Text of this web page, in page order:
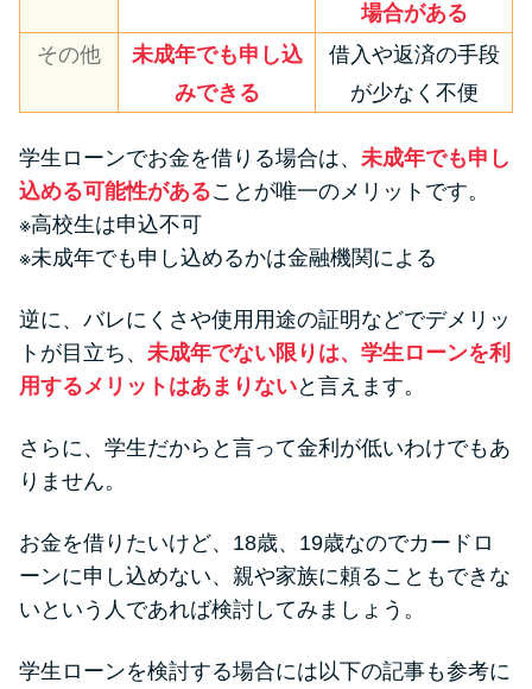
場合がある
その他
未成年でも申し込
みできる
借入や返済の手段
が少なく不便
学生ローンでお金を借りる場合は、 未成年でも申し
込める可能性があることが唯一のメリットです。
※高校生は申込不可
※未成年でも申し込めるかは金融機関による
逆に、バレにくさや使用用途の証明などでデメリッ
トが目立ち、 未成年でない限りは、学生ローンを利
用するメリットはあまりないと言えます。
さらに、学生だからと言って金利が低いわけでもあ
りません。
お金を借りたいけど、18歳、19歳なのでカードロ
ーンに申し込めない、親や家族に頼ることもできな
いという人であれば検討してみましょう。
学生ローンを検討する場合には以下の記事も参考に